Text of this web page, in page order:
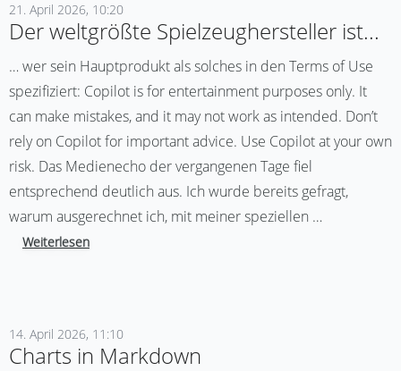
21. April 2026, 10:20
Der weltgrößte Spielzeughersteller ist...
… wer sein Hauptprodukt als solches in den Terms of Use
spezifiziert: Copilot is for entertainment purposes only. It
can make mistakes, and it may not work as intended. Don’t
rely on Copilot for important advice. Use Copilot at your own
risk. Das Medienecho der vergangenen Tage fiel
entsprechend deutlich aus. Ich wurde bereits gefragt,
warum ausgerechnet ich, mit meiner speziellen …
Weiterlesen
14. April 2026, 11:10
Charts in Markdown